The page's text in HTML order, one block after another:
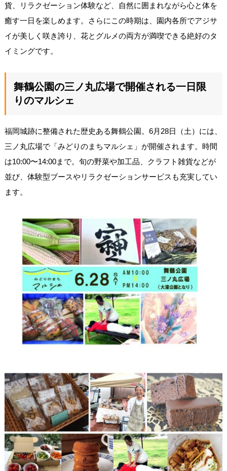
貨、リラクゼーション体験など、自然に囲まれながら心と体を
癒す一日を楽しめます。さらにこの時期は、園内各所でアジサ
イが美しく咲き誇り、花とグルメの両方が満喫できる絶好のタ
イミングです。
舞鶴公園の三ノ丸広場で開催される一日限
りのマルシェ
福岡城跡に整備された歴史ある舞鶴公園。6月28日（土）には、
三ノ丸広場で「みどりのまちマルシェ」が開催されます。時間
は10:00〜14:00まで。旬の野菜や加工品、クラフト雑貨などが
並び、体験型ブースやリラクゼーションサービスも充実してい
ます。